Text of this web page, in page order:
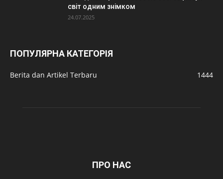
світ одним знімком
24.07.2025
ПОПУЛЯРНА КАТЕГОРІЯ
Berita dan Artikel Terbaru 1444
ПРО НАС